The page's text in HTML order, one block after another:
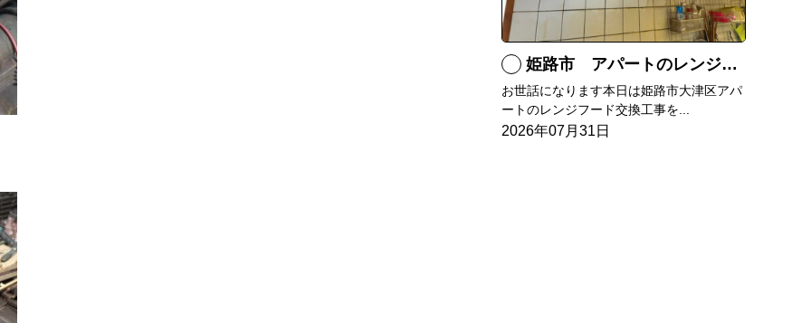
姫路市 アパートのレンジフード交換
お世話になります本日は姫路市大津区アパ
ートのレンジフード交換工事を...
2026年07月31日